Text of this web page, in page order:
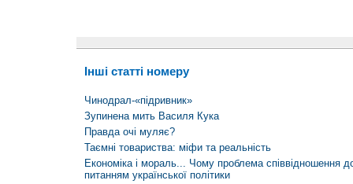
Інші статті номеру
Чинодрал-«підривник»
Зупинена мить Василя Кука
Правда очі муляє?
Таємні товариства: міфи та реальність
Економіка і мораль... Чому проблема співвідношення
питанням української політики